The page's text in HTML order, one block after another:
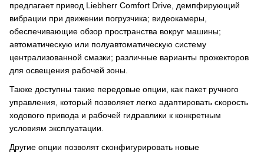
предлагает привод Liebherr Comfort Drive, демпфирующий
вибрации при движении погрузчика; видеокамеры,
обеспечивающие обзор пространства вокруг машины;
автоматическую или полуавтоматическую систему
централизованной смазки; различные варианты прожекторов
для освещения рабочей зоны.
Также доступны такие передовые опции, как пакет ручного
управления, который позволяет легко адаптировать скорость
ходового привода и рабочей гидравлики к конкретным
условиям эксплуатации.
Другие опции позволят сконфигурировать новые